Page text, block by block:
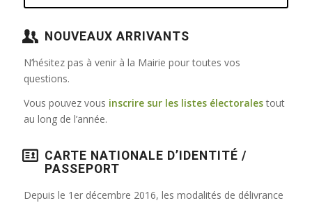
NOUVEAUX ARRIVANTS
N’hésitez pas à venir à la Mairie pour toutes vos
questions.
Vous pouvez vous inscrire sur les listes électoralestout
au long de l’année.
CARTE NATIONALE D’IDENTITÉ /
PASSEPORT
Depuis le 1er décembre 2016, les modalités de délivrance